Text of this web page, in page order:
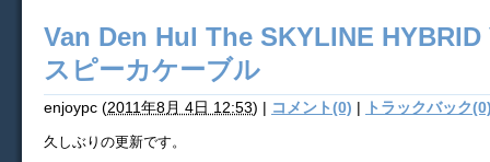
Van Den Hul The SKYLINE HYBRID
スピーカケーブル
enjoypc (2011年8月 4日 12:53) | コメント(0) | トラックバック
久しぶりの更新です。